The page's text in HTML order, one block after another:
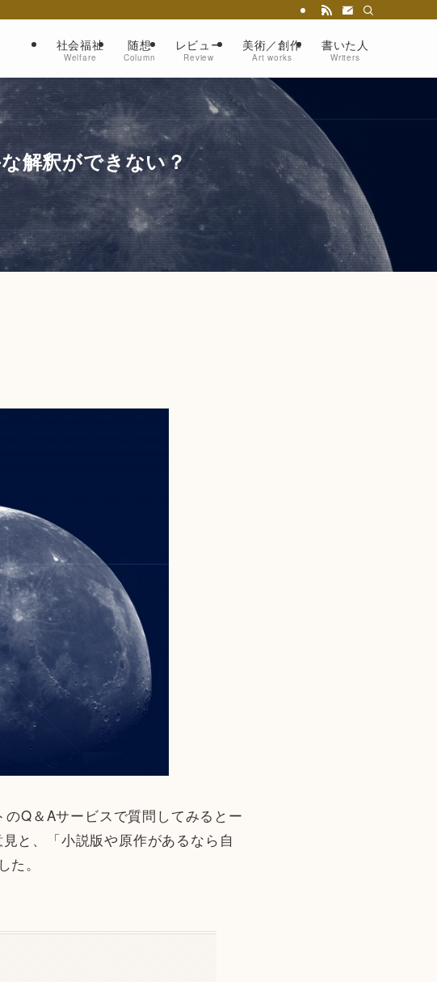
社会福祉
Welfare
随想
Column
レビュー
Review
美術／創作
Art works
書いた人
Writers
解釈ができない？
Q＆Aサービスで質問してみるとー
と、「小説版や原作があるなら自
。